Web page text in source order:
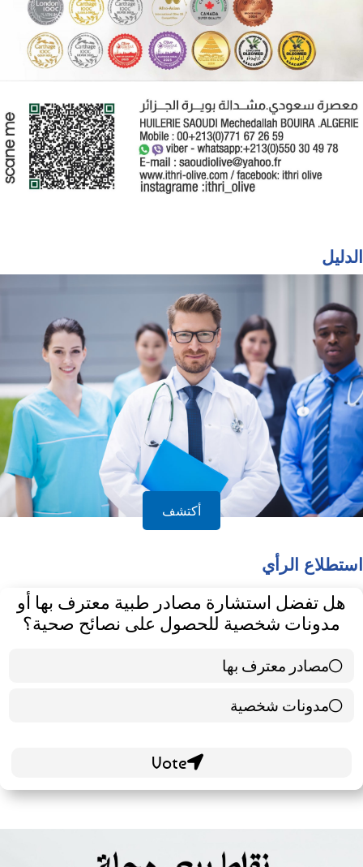
الدليل
أكتشف
استطلاع الرأي
هل تفضل استشارة مصادر طبية معترف بها أو
مدونات شخصية للحصول على نصائح صحية؟
مصادر معترف بها
39 ( 65 % )
مدونات شخصية
21 ( 35 % )